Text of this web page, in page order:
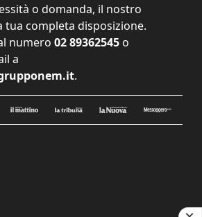
o domanda, il nostro
tua completa disposizione.
numero 02 89362545 o
a
.